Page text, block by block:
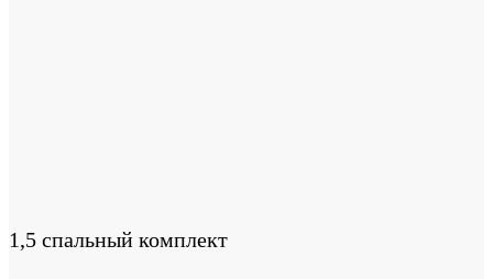
1,5 спальный комплект